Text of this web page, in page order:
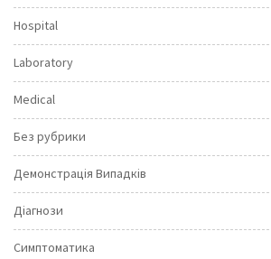
Hospital
Laboratory
Medical
Без рубрики
Демонстрація Випадків
Діагнози
Симптоматика